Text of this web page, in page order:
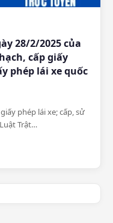
28/2/2025 của
cấp giấy
phép lái xe quốc
phép lái xe; cấp, sử
Trật…